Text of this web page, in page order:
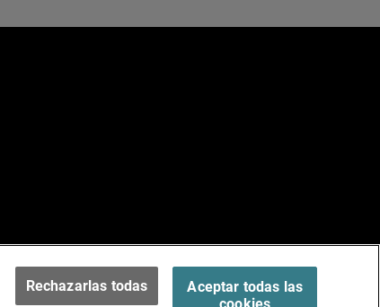
Terms of Use >
Rechazarlas todas
Aceptar todas las